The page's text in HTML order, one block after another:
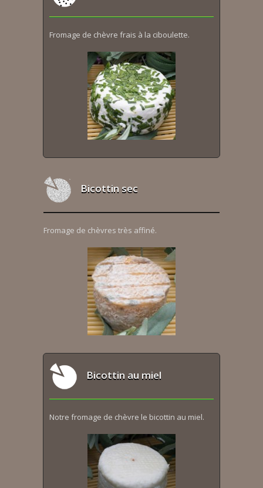
Fromage de chèvre frais à la ciboulette.
Bicottin sec
Fromage de chèvres très affiné.
Bicottin au miel
Notre fromage de chèvre le bicottin au miel.